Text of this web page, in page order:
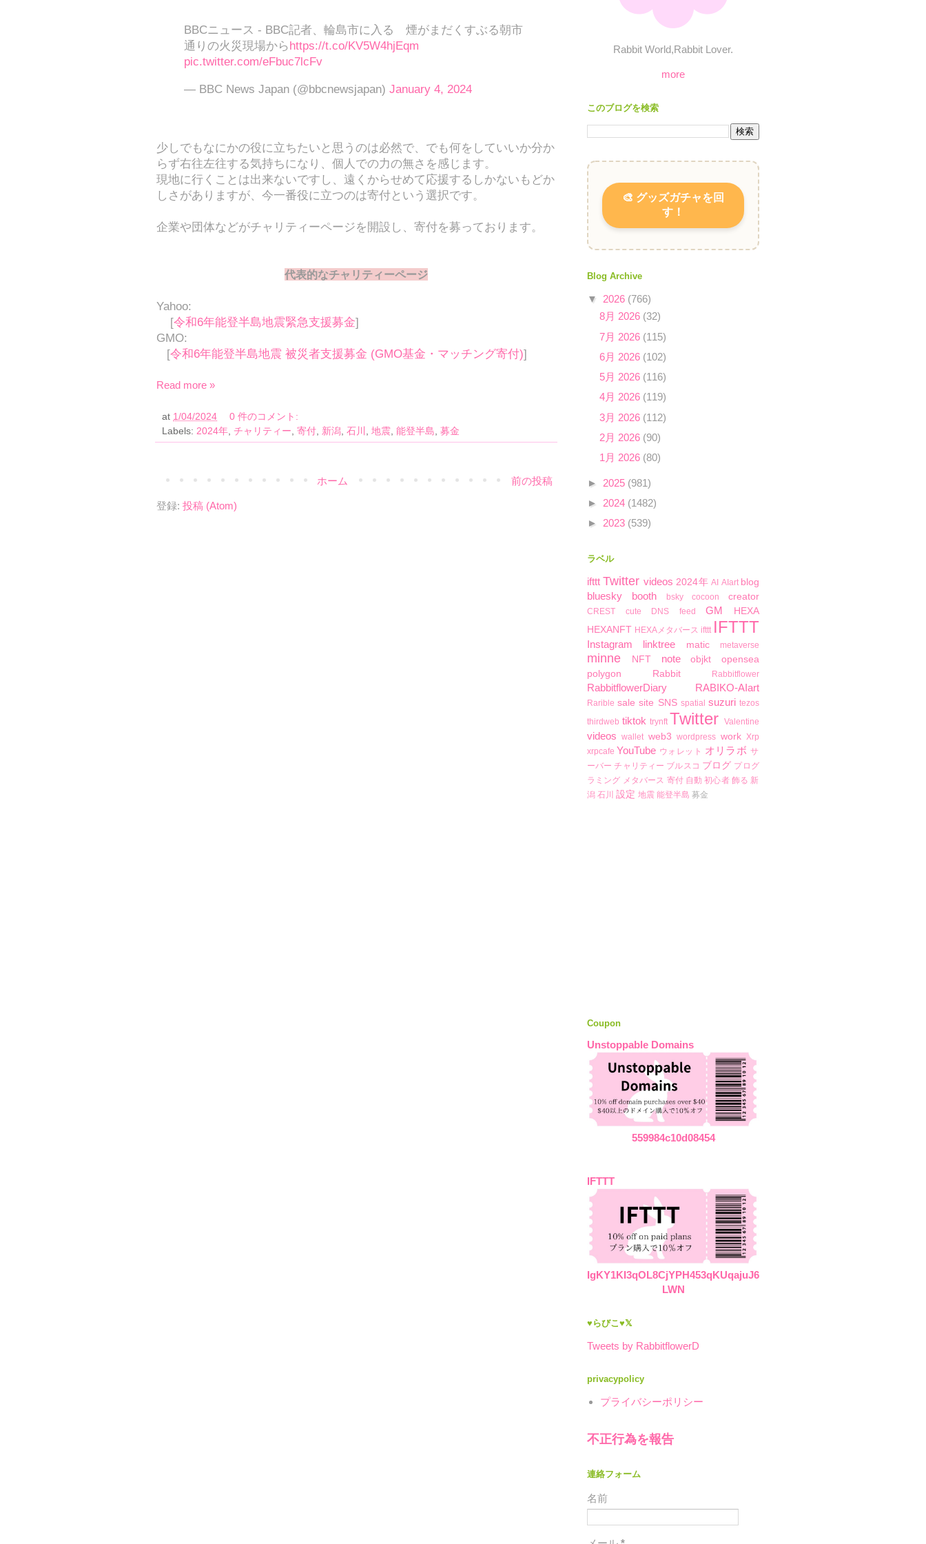
BBCニュース - BBC記者、輪島市に入る 煙がまだくすぶる朝市
通りの火災現場からhttps://t.co/KV5W4hjEqm
pic.twitter.com/eFbuc7lcFv
— BBC News Japan (@bbcnewsjapan) January 4, 2024
少しでもなにかの役に立ちたいと思うのは必然で、でも何をしていいか分か
らず右往左往する気持ちになり、個人での力の無さを感じます。
現地に行くことは出来ないですし、遠くからせめて応援するしかないもどか
しさがありますが、今一番役に立つのは寄付という選択です。
企業や団体などがチャリティーページを開設し、寄付を募っております。
代表的なチャリティーページ
Yahoo:
[令和6年能登半島地震緊急支援募金]
GMO:
[令和6年能登半島地震 被災者支援募金 (GMO基金・マッチング寄付)]
Read more »
at 1/04/2024
0 件のコメント:
Labels: 2024年, チャリティー, 寄付, 新潟, 石川 , 地震, 能登半島, 募金
前の投稿
ホーム
登録: 投稿 (Atom)
Rabbit World,Rabbit Lover.
more
このブログを検索
🎨 グッズガチャを回
す！
Blog Archive
▼ 2026 (766)
8月 2026 (32)
7月 2026 (115)
6月 2026 (102)
5月 2026 (116)
4月 2026 (119)
3月 2026 (112)
2月 2026 (90)
1月 2026 (80)
► 2025 (981)
► 2024 (1482)
► 2023 (539)
ラベル
ifttt Twitter videos 2024年 AI AIart blog
bluesky booth bsky cocoon creator
CREST cute DNS feed GM
HEXA
HEXANFT HEXAメタバース ifttt IFTTT
Instagram linktree matic metaverse
minne NFT note objkt
opensea
polygon
Rabbit Rabbitflower
RabbitflowerDiary RABIKO-AIart
Rarible sale site SNS spatial suzuri tezos
thirdweb tiktok trynft Twitter Valentine
videos wallet web3 wordpress work Xrp
xrpcafe YouTube ウォレット オリラボ サ
ーバー チャリティー ブルスコ ブログ プログ
ラミング メタバース 寄付 自動 初心者 飾る 新
潟 石川 設定 地震 能登半島 募金
Coupon
Unstoppable Domains
559984c10d08454
IFTTT
IgKY1KI3qOL8CjYPH453qKUqajuJ6
LWN
♥らびこ♥𝕏
Tweets by RabbitflowerD
privacypolicy
プライバシーポリシー
不正行為を報告
連絡フォーム
名前